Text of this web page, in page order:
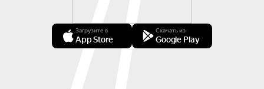
Загрузите в
App Store
Скачать из
Google Play